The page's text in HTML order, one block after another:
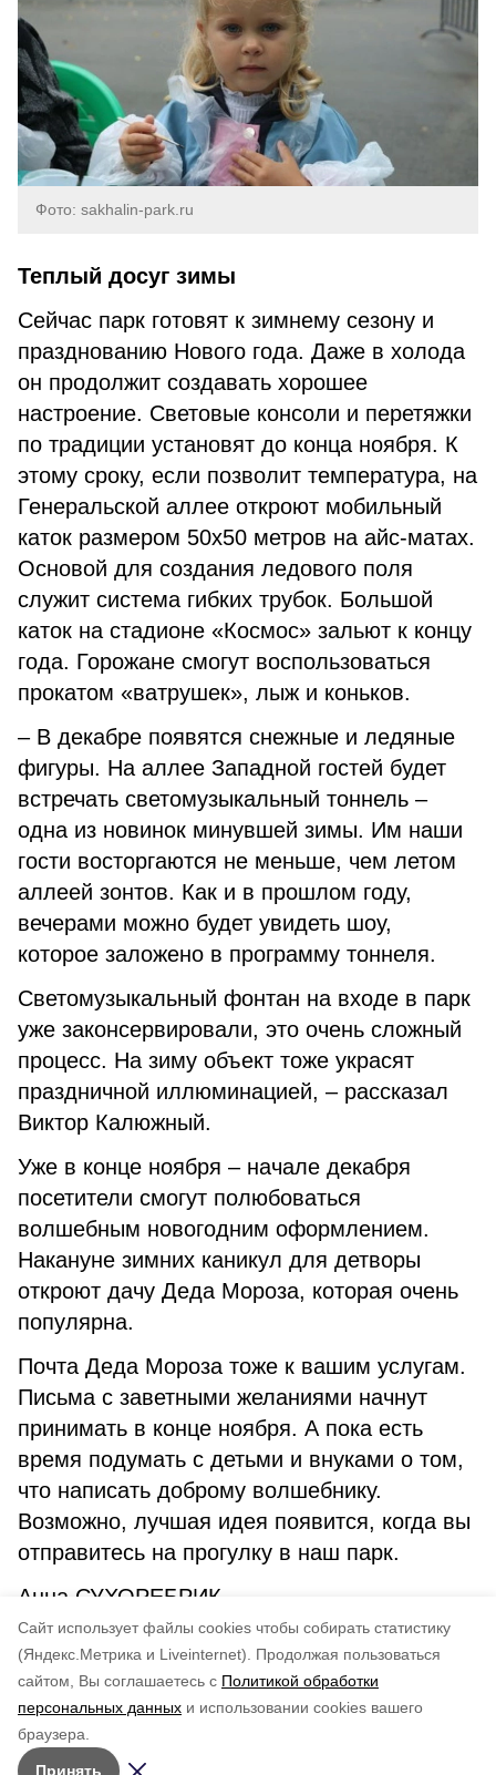
Cайт использует файлы cookies чтобы собирать статистику
(Яндекс.Метрика и Liveinternet).
Продолжая пользоваться
сайтом, Вы соглашаетесь с Политикой обработки
персональных данных и использовании cookies вашего
браузера.
Принять
Фото: sakhalin-park.ru
Теплый досуг зимы
Сейчас парк готовят к зимнему сезону и
празднованию Нового года. Даже в холода
он продолжит создавать хорошее
настроение. Световые консоли и перетяжки
по традиции установят до конца ноября. К
этому сроку, если позволит температура, на
Генеральской аллее откроют мобильный
каток размером 50х50 метров на айс-матах.
Основой для создания ледового поля
служит система гибких трубок. Большой
каток на стадионе «Космос» зальют к концу
года. Горожане смогут воспользоваться
прокатом «ватрушек», лыж и коньков.
– В декабре появятся снежные и ледяные
фигуры. На аллее Западной гостей будет
встречать светомузыкальный тоннель –
одна из новинок минувшей зимы. Им наши
гости восторгаются не меньше, чем летом
аллеей зонтов. Как и в прошлом году,
вечерами можно будет увидеть шоу,
которое заложено в программу тоннеля.
Светомузыкальный фонтан на входе в парк
уже законсервировали, это очень сложный
процесс. На зиму объект тоже украсят
праздничной иллюминацией, – рассказал
Виктор Калюжный.
Уже в конце ноября – начале декабря
посетители смогут полюбоваться
волшебным новогодним оформлением.
Накануне зимних каникул для детворы
откроют дачу Деда Мороза, которая очень
популярна.
Почта Деда Мороза тоже к вашим услугам.
Письма с заветными желаниями начнут
принимать в конце ноября. А пока есть
время подумать с детьми и внуками о том,
что написать доброму волшебнику.
Возможно, лучшая идея появится, когда вы
отправитесь на прогулку в наш парк.
Анна СУХОРЕБРИК
Авторы: Анна Козляковская
по оценке
5